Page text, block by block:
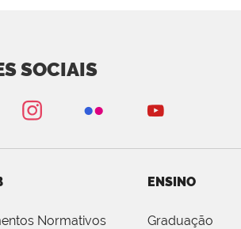
SOCIAIS
Normativos
ENSINO
Graduação